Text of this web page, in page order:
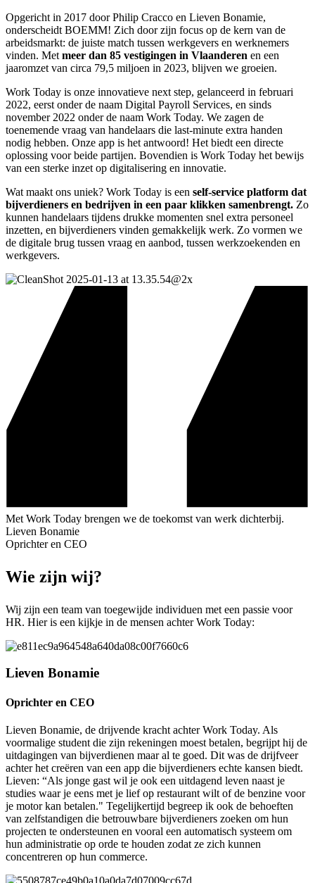
Opgericht in 2017 door Philip Cracco en Lieven Bonamie,
onderscheidt BOEMM! Zich door zijn focus op de kern van de
arbeidsmarkt: de juiste match tussen werkgevers en werknemers
vinden. Met meer dan 85 vestigingen in Vlaanderen en een
jaaromzet van circa 79,5 miljoen in 2023, blijven we groeien.
Work Today is onze innovatieve next step, gelanceerd in februari
2022, eerst onder de naam Digital Payroll Services, en sinds
november 2022 onder de naam Work Today. We zagen de
toenemende vraag van handelaars die last-minute extra handen
nodig hebben. Onze app is het antwoord! Het biedt een directe
oplossing voor beide partijen. Bovendien is Work Today het bewijs
van een sterke inzet op digitalisering en innovatie.
Wat maakt ons uniek? Work Today is een self-service platform dat
bijverdieners en bedrijven in een paar klikken samenbrengt. Zo
kunnen handelaars tijdens drukke momenten snel extra personeel
inzetten, en bijverdieners vinden gemakkelijk werk. Zo vormen we
de digitale brug tussen vraag en aanbod, tussen werkzoekenden en
werkgevers.
Met Work Today brengen we de toekomst van werk dichterbij.
Lieven Bonamie
Oprichter en CEO
Wie zijn wij?
Wij zijn een team van toegewijde individuen met een passie voor
HR. Hier is een kijkje in de mensen achter Work Today:
Lieven Bonamie
Oprichter en CEO
Lieven Bonamie, de drijvende kracht achter Work Today. Als
voormalige student die zijn rekeningen moest betalen, begrijpt hij de
uitdagingen van bijverdienen maar al te goed. Dit was de drijfveer
achter het creëren van een app die bijverdieners echte kansen biedt.
Lieven: “Als jonge gast wil je ook een uitdagend leven naast je
studies waar je eens met je lief op restaurant wilt of de benzine voor
je motor kan betalen." Tegelijkertijd begreep ik ook de behoeften
van zelfstandigen die betrouwbare bijverdieners zoeken om hun
projecten te ondersteunen en vooral een automatisch systeem om
hun administratie op orde te houden zodat ze zich kunnen
concentreren op hun commerce.